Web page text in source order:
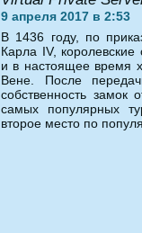
9 апреля 2017 в 2:53
В 1436 году, по
Карла IV,
и в настоящее время
Вене. После
собственность замок
самых популярных
второе место по